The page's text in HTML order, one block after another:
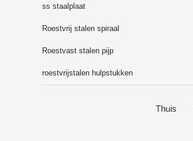
ss staalplaat
Roestvrij stalen spiraal
Roestvast stalen pijp
roestvrijstalen hulpstukken
Thuis